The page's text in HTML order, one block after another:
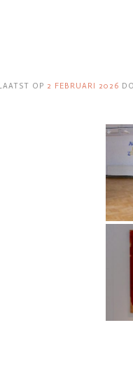
OP 2 FEBRUARI 2026